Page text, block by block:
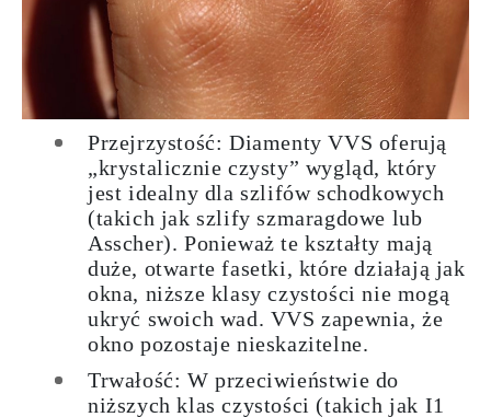
Przejrzystość: Diamenty VVS oferują
„krystalicznie czysty” wygląd, który
jest idealny dla szlifów schodkowych
(takich jak szlify szmaragdowe lub
Asscher). Ponieważ te kształty mają
duże, otwarte fasetki, które działają jak
okna, niższe klasy czystości nie mogą
ukryć swoich wad. VVS zapewnia, że
okno pozostaje nieskazitelne.
Trwałość: W przeciwieństwie do
niższych klas czystości (takich jak I1